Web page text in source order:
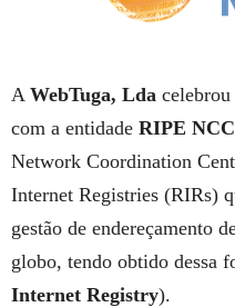
A WebTuga, Lda
com a entidade RIPE NCC
Network Coordination
Internet Registries (RIRs)
gestão de endereçamento
globo, tendo obtido dessa
Internet Registry).